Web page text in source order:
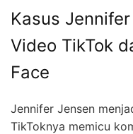
Kasus
Video TikTok
Face
Jennifer Jensen
TikToknya memicu